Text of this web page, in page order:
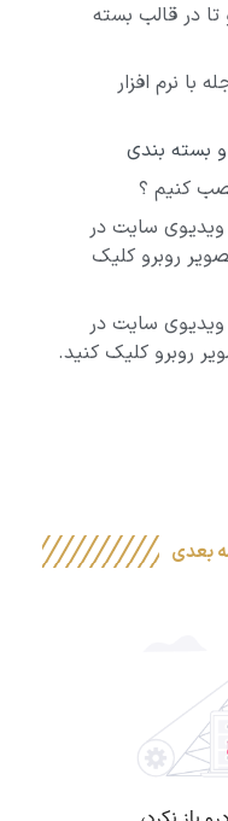
در قالب بسته
با نرم افزار
بسته بندی
کنیم ؟
سایت در
روبرو کلیک
سایت در
روبرو کلیک کنید.
بعدی